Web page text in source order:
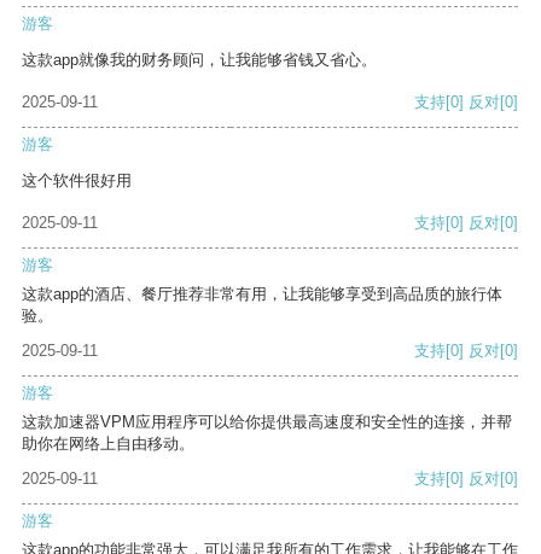
游客
这款app就像我的财务顾问，让我能够省钱又省心。
2025-09-11 支持[0] 反对[0]
游客
这个软件很好用
2025-09-11 支持[0] 反对[0]
游客
这款app的酒店、餐厅推荐非常有用，让我能够享受到高品质的旅行体
验。
2025-09-11
支持[0] 反对[0]
游客
这款加速器VPM应用程序可以给你提供最高速度和安全性的连接，并帮
助你在网络上自由移动。
2025-09-11
支持[0] 反对[0]
游客
这款app的功能非常强大，可以满足我所有的工作需求，让我能够在工作